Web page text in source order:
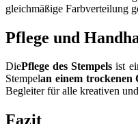
gleichmäßige Farbverteilung
Pflege und
DiePflege des Stempels ist
Stempelan einem trockenen
Begleiter für alle kreativen
Fazit